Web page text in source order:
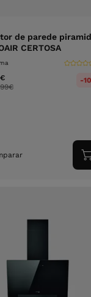
de parede
CERTOSA
€
€
-